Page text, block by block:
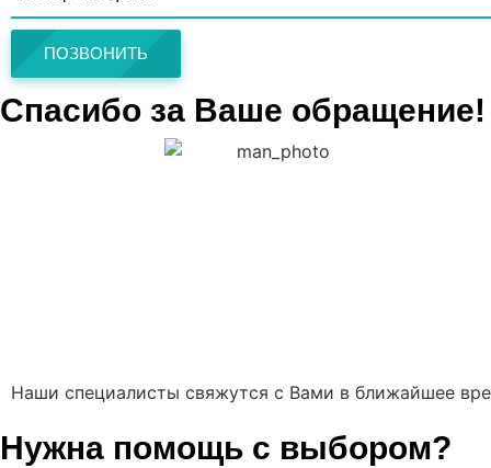
ПОЗВОНИТЬ
Спасибо за Ваше обращение!
Наши специалисты свяжутся с Вами в ближайшее
Нужна помощь с выбором?